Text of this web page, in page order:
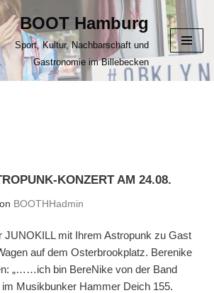
BOOT Hamburg
Sport, Kultur, Nachbarschaft und
Gastronomie im Billebecken
KONZERT AM 24.08.
BOOTHHadmin
JUNOKILL mit Ihrem Astropunk zu Gast
auf dem Osterbrookplatz. Berenike
„……ich bin BereNike von der Band
Musikbunker Hammer Deich 155.